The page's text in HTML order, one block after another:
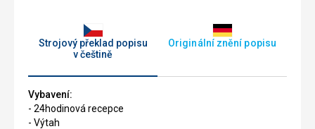
Strojový překlad popisu
v češtině
Originální znění popisu
Vybavení:
- 24hodinová recepce
- Výtah